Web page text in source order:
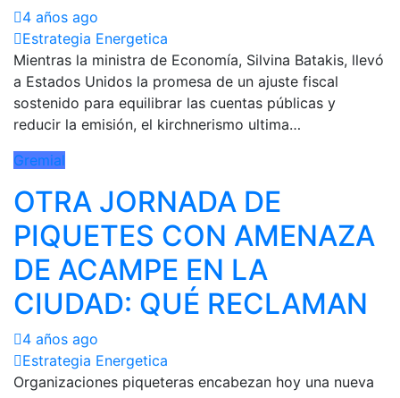
4 años ago
Estrategia Energetica
Mientras la ministra de Economía, Silvina Batakis, llevó
a Estados Unidos la promesa de un ajuste fiscal
sostenido para equilibrar las cuentas públicas y
reducir la emisión, el kirchnerismo ultima…
Gremial
OTRA JORNADA DE
PIQUETES CON AMENAZA
DE ACAMPE EN LA
CIUDAD: QUÉ RECLAMAN
4 años ago
Estrategia Energetica
Organizaciones piqueteras encabezan hoy una nueva